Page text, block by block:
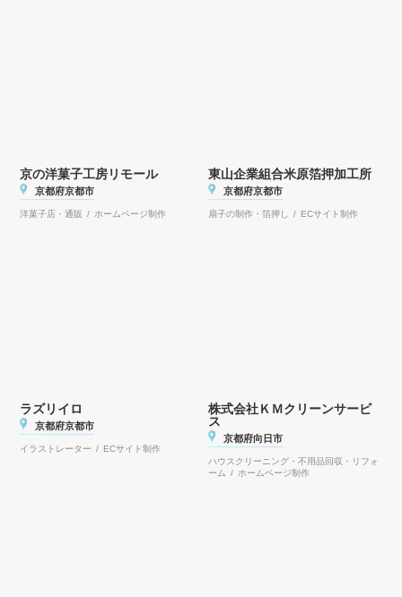
京の洋菓子工房リモール
京都府京都市
洋菓子店・通販 / ホームページ制作
東山企業組合米原箔押加工所
京都府京都市
扇子の制作・箔押し / ECサイト制作
ラズリイロ
京都府京都市
イラストレーター / ECサイト制作
株式会社ＫＭクリーンサービ
ス
京都府向日市
ハウスクリーニング・不用品回収・リフォ
ーム / ホームページ制作